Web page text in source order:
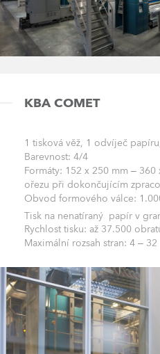
KBA COMET
1 tisková věž, 1 odvíječ
Barevnost: 4/4
Formáty: 152 x 250 mm –
ořezu při dokončujícím
Obvod formového válce:
Tisk na nenatíraný papír v
Rychlost tisku: až 37.500
Maximální rozsah stran: 4 –